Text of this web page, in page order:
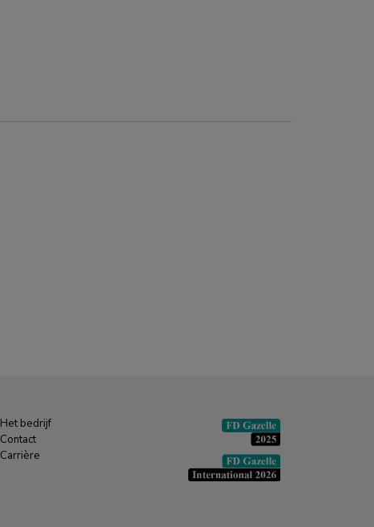
Het bedrijf
Contact
Carrière